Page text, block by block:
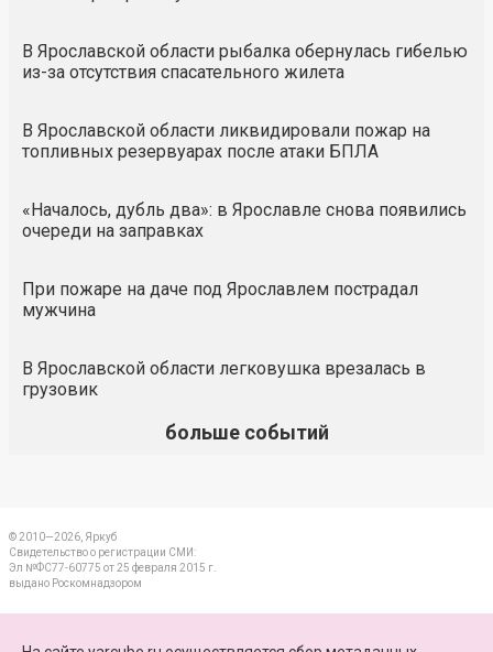
В Ярославской области рыбалка обернулась гибелью
из-за отсутствия спасательного жилета
В Ярославской области ликвидировали пожар на
топливных резервуарах после атаки БПЛА
«Началось, дубль два»: в Ярославле снова появились
очереди на заправках
При пожаре на даче под Ярославлем пострадал
мужчина
В Ярославской области легковушка врезалась в
грузовик
больше событий
© 2010—2026, Яркуб
Свидетельство о регистрации СМИ:
Эл №ФС77-60775 от 25 февраля 2015 г.
выдано Роскомнадзором